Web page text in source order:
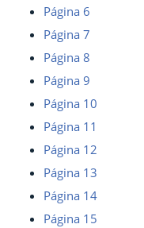
Página 6
Página 7
Página 8
Página 9
Página 10
Página 11
Página 12
Página 13
Página 14
Página 15